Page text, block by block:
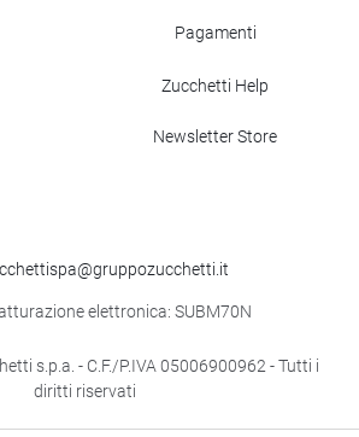
Pagamenti
Zucchetti Help
Newsletter Store
s.p.a. - C.F./P.IVA 05006900962 - Tutti i
diritti riservati
elettronica: SUBM70N